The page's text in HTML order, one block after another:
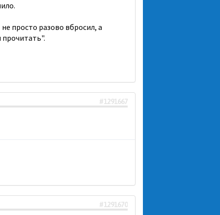
просто разово вбросил, а
прочитать".
#1291667
#1291670